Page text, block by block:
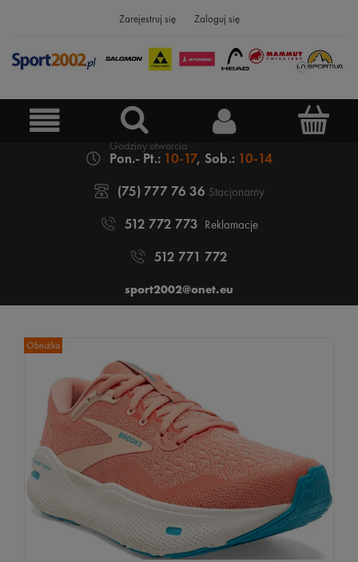
Zarejestruj się Zaloguj się
Pon.- Pt.: 10-17, Sob.: 10-14
(75) 777 76 36 Stacjonarny
512 772 773 Reklamacje
512 771 772
sport2002@onet.eu
Obniżka